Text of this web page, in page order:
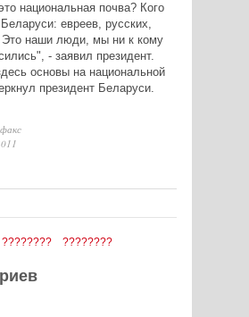
национальная почва? Кого
евреев, русских,
Это наши люди, мы ни к кому
- заявил президент.
основы на национальной
президент Беларуси.
???????? ????????